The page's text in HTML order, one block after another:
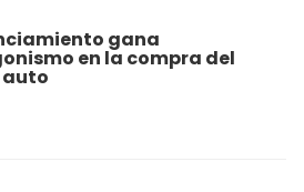
gana
en la compra del